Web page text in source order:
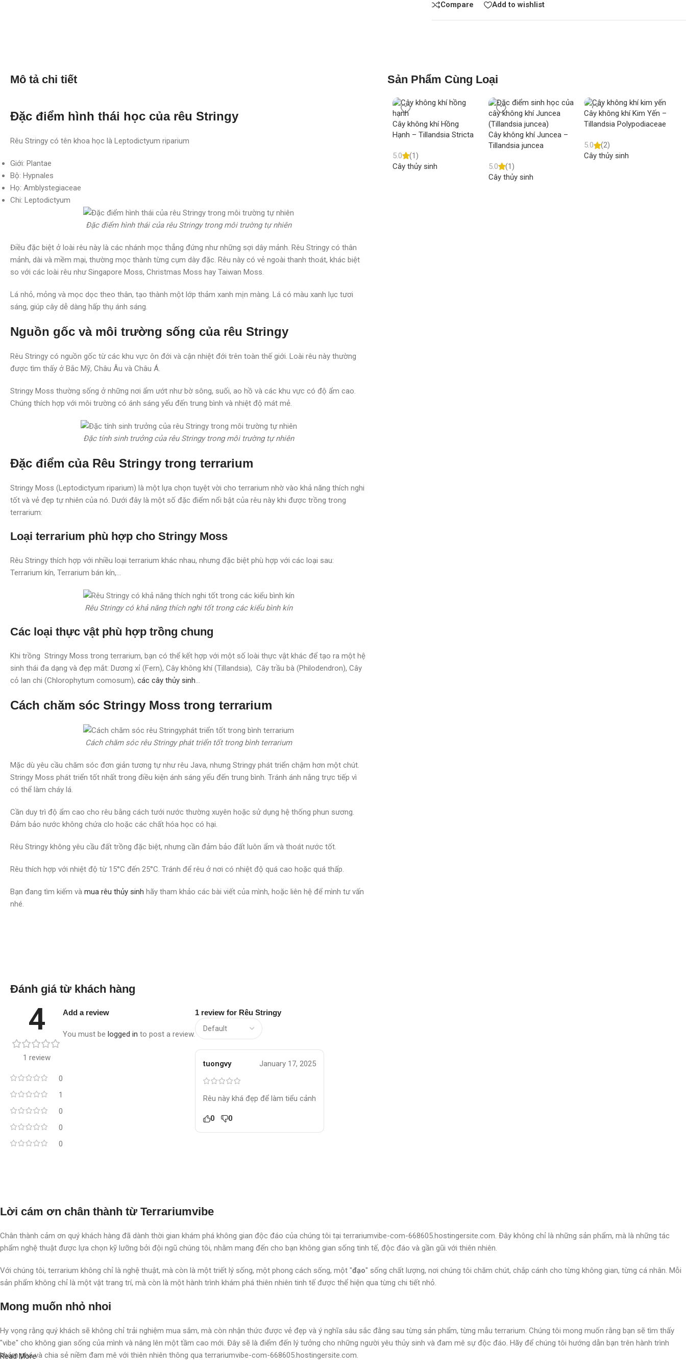
Compare Add to wishlist
Mô tả chi tiết
Đặc điểm hình thái học của rêu Stringy
Rêu Stringy có tên khoa học là Leptodictyum riparium
Giới: Plantae
Bộ: Hypnales
Họ: Amblystegiaceae
Chi: Leptodictyum
Đặc điểm hình thái của rêu Stringy trong môi trường tự nhiên
Điều đặc biệt ở loài rêu này là các nhánh mọc thẳng đứng như những sợi dây mảnh. Rêu Stringy có thân
mảnh, dài và mềm mại, thường mọc thành từng cụm dày đặc. Rêu này có vẻ ngoài thanh thoát, khác biệt
so với các loài rêu như Singapore Moss, Christmas Moss hay Taiwan Moss.
Lá nhỏ, mỏng và mọc dọc theo thân, tạo thành một lớp thảm xanh mịn màng. Lá có màu xanh lục tươi
sáng, giúp cây dễ dàng hấp thụ ánh sáng.
Nguồn gốc và môi trường sống của rêu Stringy
Rêu Stringy có nguồn gốc từ các khu vực ôn đới và cận nhiệt đới trên toàn thế giới. Loài rêu này thường
được tìm thấy ở Bắc Mỹ, Châu Âu và Châu Á.
Stringy Moss thường sống ở những nơi ẩm ướt như bờ sông, suối, ao hồ và các khu vực có độ ẩm cao.
Chúng thích hợp với môi trường có ánh sáng yếu đến trung bình và nhiệt độ mát mẻ.
Đặc tính sinh trưởng của rêu Stringy trong môi trường tự nhiên
Đặc điểm của Rêu Stringy trong terrarium
Stringy Moss (Leptodictyum riparium) là một lựa chọn tuyệt vời cho terrarium nhờ vào khả năng thích nghi
tốt và vẻ đẹp tự nhiên của nó. Dưới đây là một số đặc điểm nổi bật của rêu này khi được trồng trong
terrarium:
Loại terrarium phù hợp cho Stringy Moss
Rêu Stringy thích hợp với nhiều loại terrarium khác nhau, nhưng đặc biệt phù hợp với các loại sau:
Terrarium kín, Terrarium bán kín,…
Rêu Stringy có khả năng thích nghi tốt trong các kiểu bình kín
Các loại thực vật phù hợp trồng chung
Khi trồng Stringy Moss trong terrarium, bạn có thể kết hợp với một số loài thực vật khác để tạo ra một hệ
sinh thái đa dạng và đẹp mắt: Dương xỉ (Fern), Cây không khí (Tillandsia), Cây trầu bà (Philodendron), Cây
cỏ lan chi (Chlorophytum comosum), các cây thủy sinh…
Cách chăm sóc Stringy Moss trong terrarium
Cách chăm sóc rêu Stringy phát triển tốt trong bình terrarium
Mặc dù yêu cầu chăm sóc đơn giản tương tự như rêu Java, nhưng Stringy phát triển chậm hơn một chút.
Stringy Moss phát triển tốt nhất trong điều kiện ánh sáng yếu đến trung bình. Tránh ánh nắng trực tiếp vì
có thể làm cháy lá.
Cần duy trì độ ẩm cao cho rêu bằng cách tưới nước thường xuyên hoặc sử dụng hệ thống phun sương.
Đảm bảo nước không chứa clo hoặc các chất hóa học có hại.
Rêu Stringy không yêu cầu đất trồng đặc biệt, nhưng cần đảm bảo đất luôn ẩm và thoát nước tốt.
Rêu thích hợp với nhiệt độ từ 15°C đến 25°C. Tránh để rêu ở nơi có nhiệt độ quá cao hoặc quá thấp.
Bạn đang tìm kiếm và mua rêu thủy sinh hãy tham khảo các bài viết của mình, hoặc liên hệ để mình tư vấn
nhé.
Sản Phẩm Cùng Loại
Cây không khí Hồng
Hạnh – Tillandsia Stricta
5.0
(1)
Cây thủy sinh
Cây không khí Juncea –
Tillandsia juncea
5.0
(1)
Cây thủy sinh
Cây không khí Kim Yến –
Tillandsia Polypodiaceae
5.0
(2)
Cây thủy sinh
Đánh giá từ khách hàng
4
1 review
0
1
0
0
0
1 review for Rêu Stringy
tuongvy January 17, 2025
Rêu này khá đẹp để làm tiểu cảnh
0 0
Add a review
You must be logged in to post a review.
Lời cám ơn chân thành từ Terrariumvibe
Chân thành cảm ơn quý khách hàng đã dành thời gian khám phá không gian độc đáo của chúng tôi tại terrariumvibe-com-668605.hostingersite.com. Đây không chỉ là những sản phẩm, mà là những tác
phẩm nghệ thuật được lựa chọn kỹ lưỡng bởi đội ngũ chúng tôi, nhằm mang đến cho bạn không gian sống tinh tế, độc đáo và gần gũi với thiên nhiên.
Với chúng tôi, terrarium không chỉ là nghệ thuật, mà còn là một triết lý sống, một phong cách sống, một "đạo" sống chất lượng, nơi chúng tôi chăm chút, chắp cánh cho từng không gian, từng cá nhân. Mỗi
sản phẩm không chỉ là một vật trang trí, mà còn là một hành trình khám phá thiên nhiên tinh tế được thể hiện qua từng chi tiết nhỏ.
Mong muốn nhỏ nhoi
Hy vọng rằng quý khách sẽ không chỉ trải nghiệm mua sắm, mà còn nhận thức được vẻ đẹp và ý nghĩa sâu sắc đằng sau từng sản phẩm, từng mẫu terrarium. Chúng tôi mong muốn rằng bạn sẽ tìm thấy
"vibe" cho không gian sống của mình và nâng lên một tầm cao mới. Đây sẽ là điểm đến lý tưởng cho những người yêu thủy sinh và đam mê sự độc đáo. Hãy để chúng tôi hướng dẫn bạn trên hành trình
khám phá và chia sẻ niềm đam mê với thiên nhiên thông qua terrariumvibe-com-668605.hostingersite.com.
Read More